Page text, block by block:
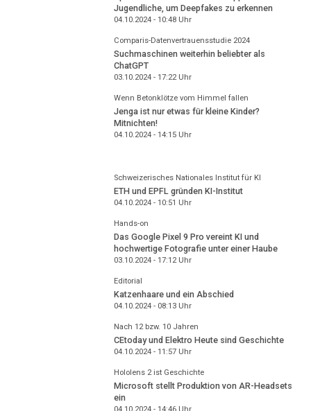
Jugendliche, um Deepfakes zu erkennen
04.10.2024 - 10:48Uhr
Comparis-Datenvertrauensstudie 2024
Suchmaschinen weiterhin beliebter als
ChatGPT
03.10.2024 - 17:22Uhr
Wenn Betonklötze vom Himmel fallen
Jenga ist nur etwas für kleine Kinder?
Mitnichten!
04.10.2024 - 14:15Uhr
Schweizerisches Nationales Institut für KI
ETH und EPFL gründen KI-Institut
04.10.2024 - 10:51 Uhr
Hands-on
Das Google Pixel 9 Pro vereint KI und
hochwertige Fotografie unter einer Haube
03.10.2024 - 17:12Uhr
Editorial
Katzenhaare und ein Abschied
04.10.2024 - 08:13Uhr
Nach 12 bzw. 10 Jahren
CEtoday und Elektro Heute sind Geschichte
04.10.2024 - 11:57Uhr
Hololens 2 ist Geschichte
Microsoft stellt Produktion von AR-Headsets
ein